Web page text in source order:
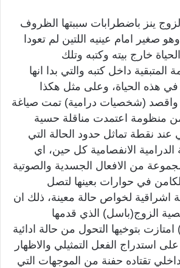
ينز باضطرابات سببتها الظروف
صغير امام عينيه اللتين لم تعودا
خارج بيته وكتبه وتلك
داخل كتبه والتي بدا انها
هذه الحياة، وعلى مثل هكذا
(شخصيات درامية) تمت صياغة
منظومة اعتمدت مناقلة حسية
عند نقطة تماثل حدود الحالة التي
الانفصامية كل حين، اي
من الافعال الجسدية والصوتية
في حوارات بعينها لتصل
اشراقية لخواص حالة معينة، ذلك ان
الزوج(باسل) الذي قدمها
بتوخيها التحول من حالة ادائية
استدراج الفعل التمثيلي والاظهار
تقتاده حفنة من الموجهات التي